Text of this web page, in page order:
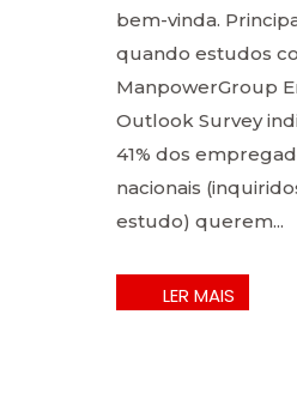
bem-vinda.
quando estudos
ManpowerGroup
Outlook Survey
41% dos
nacionais
estudo) querem...